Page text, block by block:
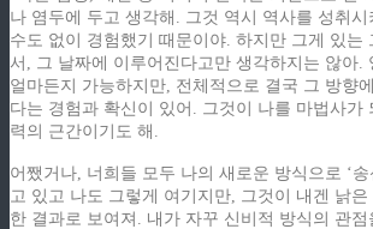
나 염두에 두고 생각해. 그것 역시 역사를 성취
수도 없이 경험했기 때문이야. 하지만 그게 있는
서, 그 날짜에 이루어진다고만 생각하지는 않아.
얼마든지 가능하지만, 전체적으로 결국 그 방향
다는 경험과 확신이 있어. 그것이 나를 마법사가
력의 근간이기도 해.
어쨌거나, 너희들 모두 나의 새로운 방식으로 ‘
고 있고 나도 그렇게 여기지만, 그것이 내겐 낡은
한 결과로 보여져. 내가 자꾸 신비적 방식의 관점